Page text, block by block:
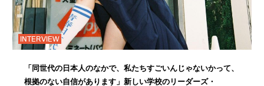
INTERVIEW
「同世代の日本人のなかで、私たちすごいんじゃないかって、
根拠のない自信があります」新しい学校のリーダーズ・